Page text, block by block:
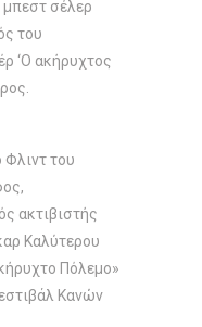
σέλερ
του
‘Ο ακήρυχτος
του
ακτιβιστής
Καλύτερου
Πόλεμο»
Κανών